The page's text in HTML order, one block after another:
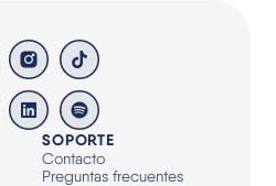
SOPORTE
Contacto
Preguntas frecuentes